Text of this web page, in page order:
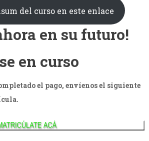
del curso en este enlace
en su futuro!
en curso
el pago, envíenos el siguiente